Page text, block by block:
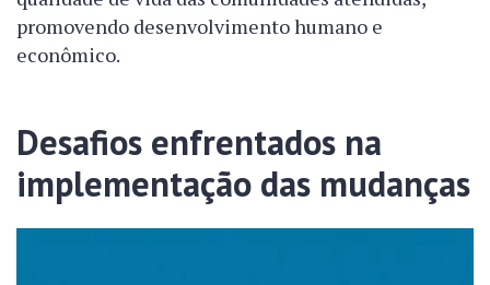
promovendo desenvolvimento humano e
econômico.
Desafios enfrentados na
implementação das mudanças